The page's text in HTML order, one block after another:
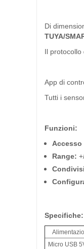
Di
TUYA/
Il protocollo
App di
Tutti i
Funzioni:
Accesso
Range:
Specifiche:
Micro USB